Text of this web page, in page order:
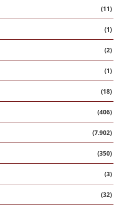
(11)
(1)
(2)
(1)
(18)
(406)
(7.902)
(350)
(3)
(32)